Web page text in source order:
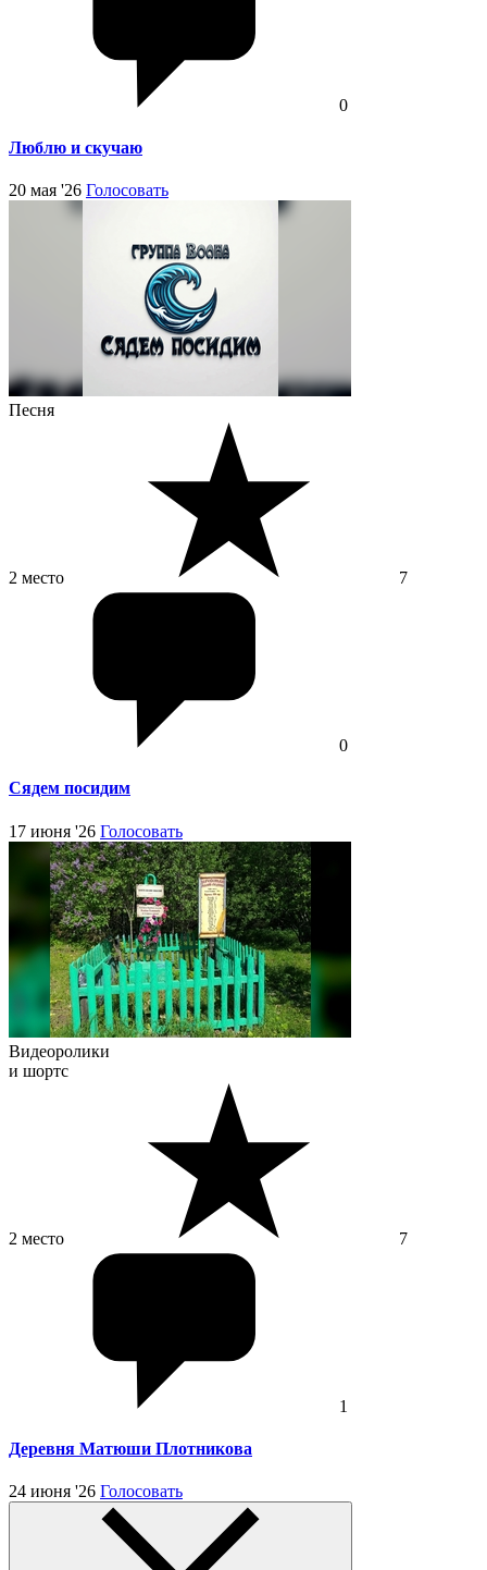
0
Люблю и скучаю
20 мая '26 Голосовать
Песня
2 место 7
0
Сядем посидим
17 июня '26 Голосовать
Видеоролики
и шортс
2 место 7
1
Деревня Матюши Плотникова
24 июня '26 Голосовать